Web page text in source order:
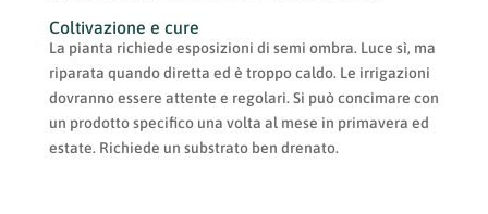
Coltivazione e cure
La pianta richiede esposizioni di semi ombra. Luce sì, ma
riparata quando diretta ed è troppo caldo. Le irrigazioni
dovranno essere attente e regolari. Si può concimare con
un prodotto specifico una volta al mese in primavera ed
estate. Richiede un substrato ben drenato.